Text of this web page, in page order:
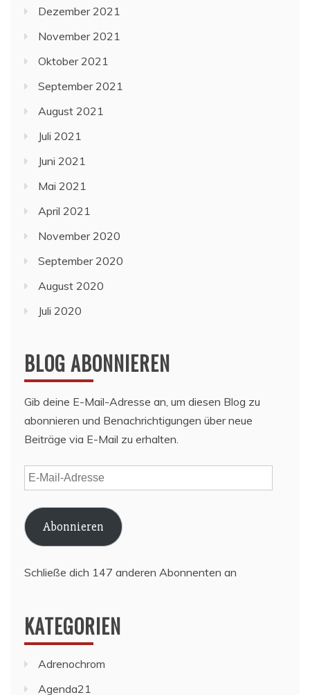
Dezember 2021
November 2021
Oktober 2021
September 2021
August 2021
Juli 2021
Juni 2021
Mai 2021
April 2021
November 2020
September 2020
August 2020
Juli 2020
BLOG ABONNIEREN
Gib deine E-Mail-Adresse an, um diesen Blog zu
abonnieren und Benachrichtigungen über neue
Beiträge via E-Mail zu erhalten.
E-
Mail-
Adresse
Abonnieren
Schließe dich 147 anderen Abonnenten an
KATEGORIEN
Adrenochrom
Agenda21